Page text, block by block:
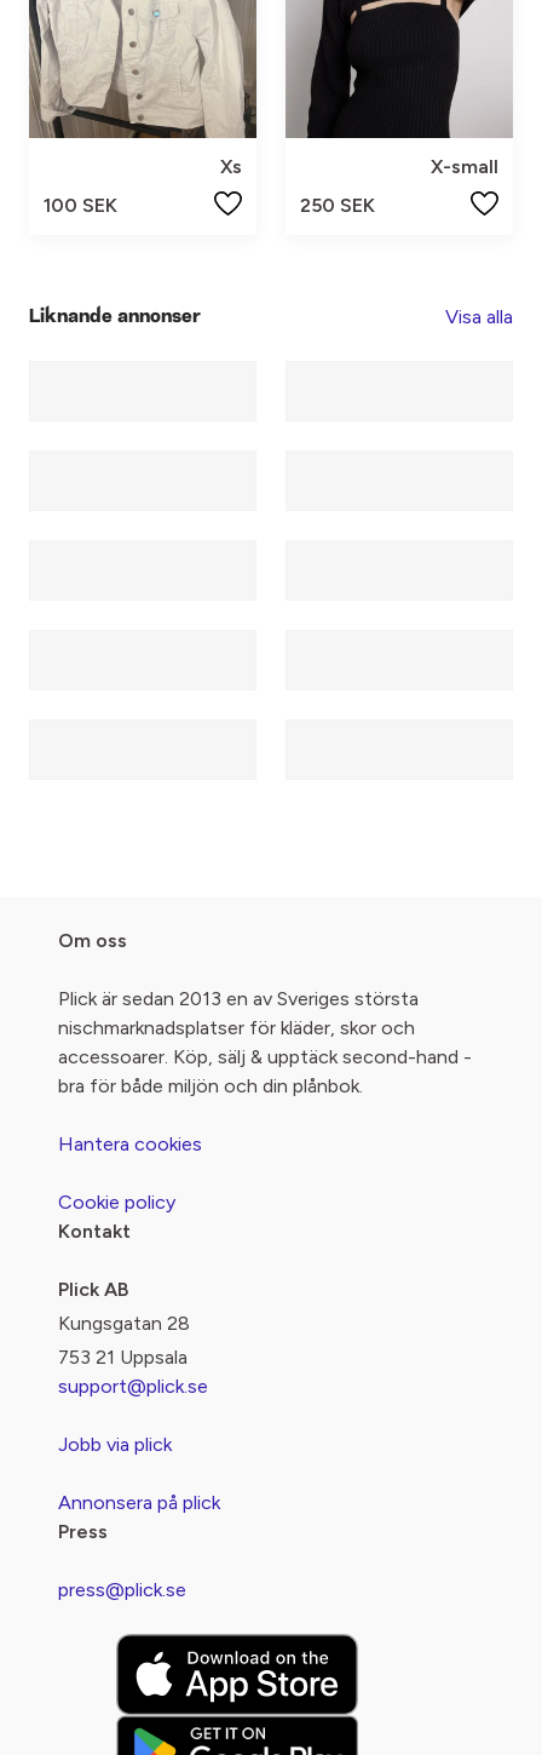
Xs
100 SEK
X-small
250 SEK
Liknande annonser Visa alla
Om oss
Plick är sedan 2013 en av Sveriges största
nischmarknadsplatser för kläder, skor och
accessoarer. Köp, sälj & upptäck second-hand -
bra för både miljön och din plånbok.
Hantera cookies
Cookie policy
Kontakt
Plick AB
Kungsgatan 28
753 21 Uppsala
support@plick.se
Jobb via plick
Annonsera på plick
Press
press@plick.se